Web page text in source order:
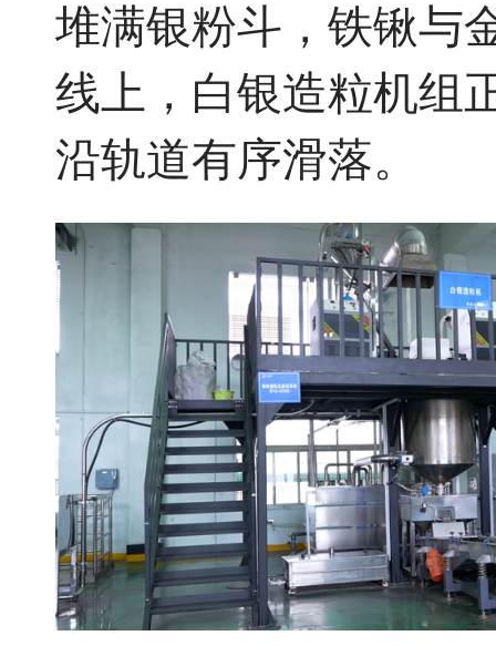
堆满银粉斗，铁锹与
线上，白银造粒机组
沿轨道有序滑落。